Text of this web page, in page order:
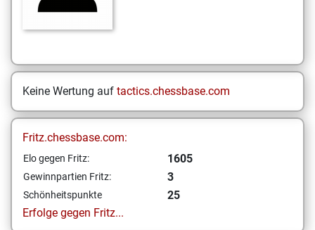
Keine Wertung auf tactics.chessbase.com
Fritz.chessbase.com:
Elo gegen Fritz: 1605
Gewinnpartien Fritz: 3
Schönheitspunkte
25
Erfolge gegen Fritz...